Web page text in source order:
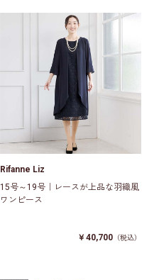
Rifanne Liz
15号～19号｜レースが上品な羽織風
ワンピース
￥40,700 （税込）